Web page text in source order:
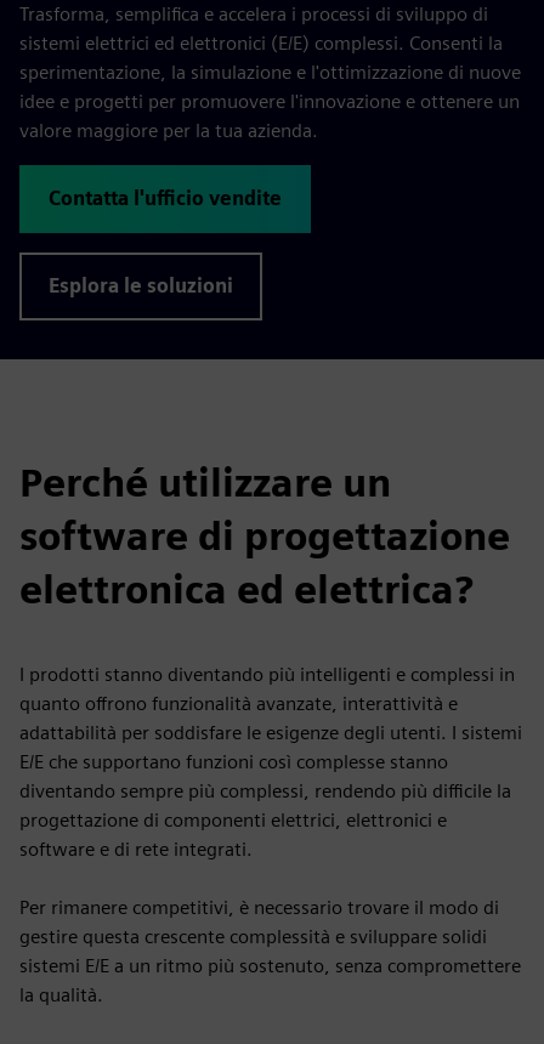
Trasforma, semplifica e accelera i processi di sviluppo di
sistemi elettrici ed elettronici (E/E) complessi. Consenti la
sperimentazione, la simulazione e l'ottimizzazione di nuove
idee e progetti per promuovere l'innovazione e ottenere un
valore maggiore per la tua azienda.
Contatta l'ufficio vendite
Esplora le soluzioni
Perché utilizzare un
software di progettazione
elettronica ed elettrica?
I prodotti stanno diventando più intelligenti e complessi in
quanto offrono funzionalità avanzate, interattività e
adattabilità per soddisfare le esigenze degli utenti. I sistemi
E/E che supportano funzioni così complesse stanno
diventando sempre più complessi, rendendo più difficile la
progettazione di componenti elettrici, elettronici e
software e di rete integrati.
Per rimanere competitivi, è necessario trovare il modo di
gestire questa crescente complessità e sviluppare solidi
sistemi E/E a un ritmo più sostenuto, senza compromettere
la qualità.